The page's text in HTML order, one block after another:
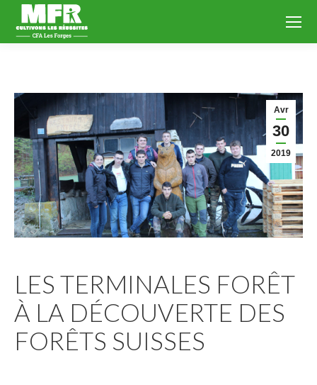
Avr
30
2019
LES TERMINALES FORÊT
À LA DÉCOUVERTE DES
FORÊTS SUISSES